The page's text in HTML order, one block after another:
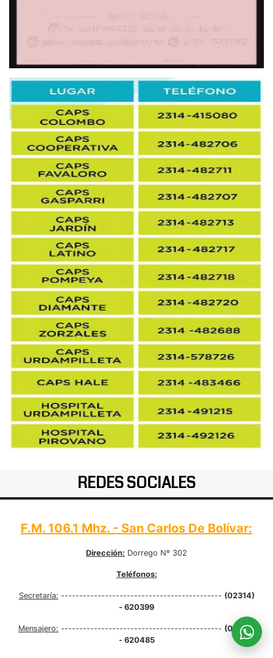
REDES SOCIALES
F.M. 106.1 Mhz. - San Carlos De Bolívar:
Dirección: Dorrego Nº 302
Teléfonos:
Secretaría: -------------------------------------------- (02314)
- 620399
Mensajero: -------------------------------------------- (02314)
- 620485